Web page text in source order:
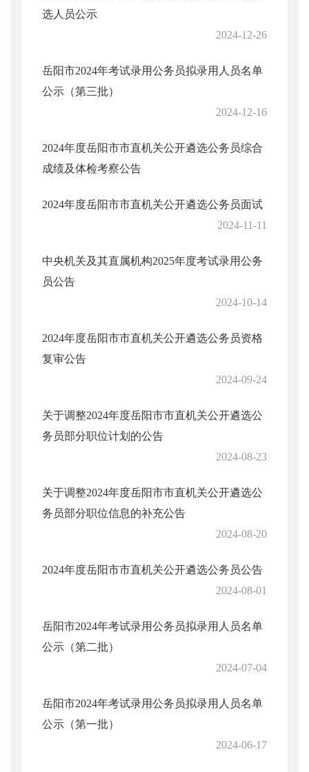
选人员公示
2024-12-26
岳阳市2024年考试录用公务员拟录用人员名单
公示（第三批）
2024-12-16
2024年度岳阳市市直机关公开遴选公务员综合
成绩及体检考察公告
2024年度岳阳市市直机关公开遴选公务员面试
2024-11-11
中央机关及其直属机构2025年度考试录用公务
员公告
2024-10-14
2024年度岳阳市市直机关公开遴选公务员资格
复审公告
2024-09-24
关于调整2024年度岳阳市市直机关公开遴选公
务员部分职位计划的公告
2024-08-23
关于调整2024年度岳阳市市直机关公开遴选公
务员部分职位信息的补充公告
2024-08-20
2024年度岳阳市市直机关公开遴选公务员公告
2024-08-01
岳阳市2024年考试录用公务员拟录用人员名单
公示（第二批）
2024-07-04
岳阳市2024年考试录用公务员拟录用人员名单
公示（第一批）
2024-06-17